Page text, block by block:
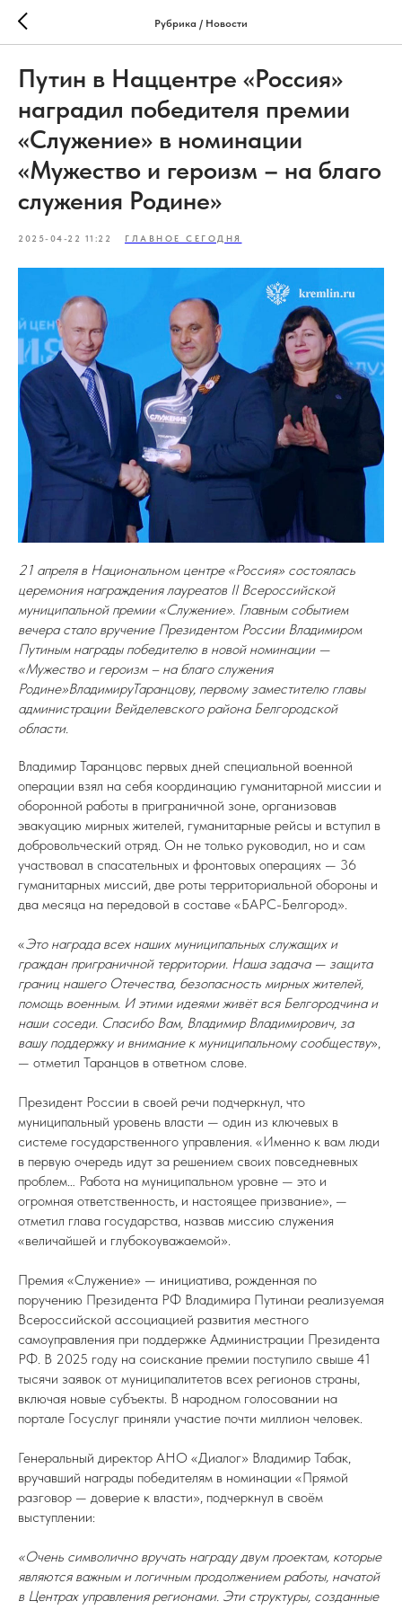
Рубрика / Новости
Путин в Наццентре «Россия»
наградил победителя премии
«Служение» в номинации
«Мужество и героизм – на благо
служения Родине»
2025-04-22 11:22 ГЛАВНОЕ СЕГОДНЯ
21 апреля в Национальном центре «Россия» состоялась
церемония награждения лауреатов II Всероссийской
муниципальной премии «Служение». Главным событием
вечера стало вручение Президентом России Владимиром
Путиным награды победителю в новой номинации —
«Мужество и героизм – на благо служения
Родине»ВладимируТаранцову, первому заместителю главы
администрации Вейделевского района Белгородской
области.
Владимир Таранцовс первых дней специальной военной
операции взял на себя координацию гуманитарной миссии и
оборонной работы в приграничной зоне, организовав
эвакуацию мирных жителей, гуманитарные рейсы и вступил в
добровольческий отряд. Он не только руководил, но и сам
участвовал в спасательных и фронтовых операциях — 36
гуманитарных миссий, две роты территориальной обороны и
два месяца на передовой в составе «БАРС-Белгород».
«Это награда всех наших муниципальных служащих и
граждан приграничной территории. Наша задача — защита
границ нашего Отечества, безопасность мирных жителей,
помощь военным. И этими идеями живёт вся Белгородчина и
наши соседи. Спасибо Вам, Владимир Владимирович, за
вашу поддержку и внимание к муниципальному сообществу»,
— отметил Таранцов в ответном слове.
Президент России в своей речи подчеркнул, что
муниципальный уровень власти — один из ключевых в
системе государственного управления. «Именно к вам люди
в первую очередь идут за решением своих повседневных
проблем… Работа на муниципальном уровне — это и
огромная ответственность, и настоящее призвание», —
отметил глава государства, назвав миссию служения
«величайшей и глубокоуважаемой».
Премия «Служение» — инициатива, рожденная по
поручению Президента РФ Владимира Путинаи реализуемая
Всероссийской ассоциацией развития местного
самоуправления при поддержке Администрации Президента
РФ. В 2025 году на соискание премии поступило свыше 41
тысячи заявок от муниципалитетов всех регионов страны,
включая новые субъекты. В народном голосовании на
портале Госуслуг приняли участие почти миллион человек.
Генеральный директор АНО «Диалог» Владимир Табак,
вручавший награды победителям в номинации «Прямой
разговор — доверие к власти», подчеркнул в своём
выступлении:
«Очень символично вручать награду двум проектам, которые
являются важным и логичным продолжением работы, начатой
в Центрах управления регионами. Эти структуры, созданные